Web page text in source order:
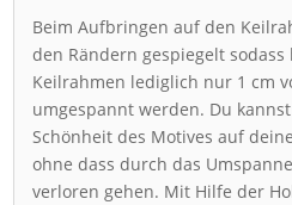
Beim Aufbringen auf den
den Rändern gespiegelt
Keilrahmen lediglich nur 1 cm
umgespannt werden. Du
Schönheit des Motives auf
ohne dass durch das
verloren gehen. Mit Hilfe der